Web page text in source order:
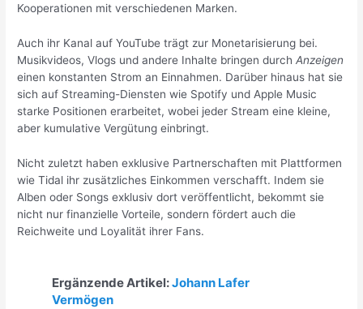
Kooperationen mit verschiedenen Marken.
Auch ihr Kanal auf YouTube trägt zur Monetarisierung bei.
Musikvideos, Vlogs und andere Inhalte bringen durchAnzeigen
einen konstanten Strom an Einnahmen. Darüber hinaus hat sie
sich auf Streaming-Diensten wie Spotify und Apple Music
starke Positionen erarbeitet, wobei jeder Stream eine kleine,
aber kumulative Vergütung einbringt.
Nicht zuletzt haben exklusive Partnerschaften mit Plattformen
wie Tidal ihr zusätzliches Einkommen verschafft. Indem sie
Alben oder Songs exklusiv dort veröffentlicht, bekommt sie
nicht nur finanzielle Vorteile, sondern fördert auch die
Reichweite und Loyalität ihrer Fans.
Ergänzende Artikel:Johann Lafer
Vermögen